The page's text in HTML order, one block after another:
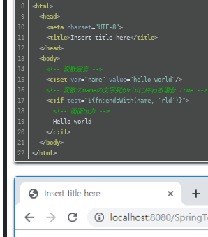
< html >
< head>
<meta charset="UTF-8">
<title>Insert title here</title>
</ head>
< body>
<!-- 変数宣言 -->
<c:set var="name" value="hello world" />
<!-- 変数のnameの文字列がrldに終わる場合 true -->
<c:if test="${fn:endsWith(name, 'rld')}">
<!-- 画面出力 -->
      Hello world
</c:if>
</ body>
</ html >